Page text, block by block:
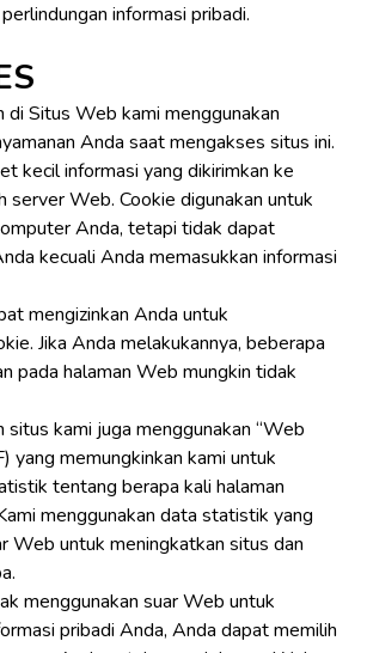
informasi pribadi.
di Situs Web kami menggunakan
Anda saat mengakses situs ini.
kecil informasi yang dikirimkan ke
Web. Cookie digunakan untuk
Anda, tetapi tidak dapat
kecuali Anda memasukkan informasi
mengizinkan Anda untuk
Jika Anda melakukannya, beberapa
pada halaman Web mungkin tidak
situs kami juga menggunakan “Web
yang memungkinkan kami untuk
tentang berapa kali halaman
menggunakan data statistik yang
Web untuk meningkatkan situs dan
menggunakan suar Web untuk
pribadi Anda, Anda dapat memilih